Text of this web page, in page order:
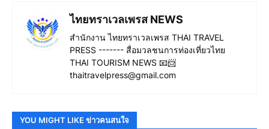
ไทยทราเวลเพรส NEWS
สำนักงาน ไทยทราเวลเพรส THAI TRAVEL
PRESS ------- สื่อมวลชนการท่องเที่ยวไทย
THAI TOURISM NEWS 📧📨
thaitravelpress@gmail.com
YOU MIGHT LIKE ข่าวคนสนใจ